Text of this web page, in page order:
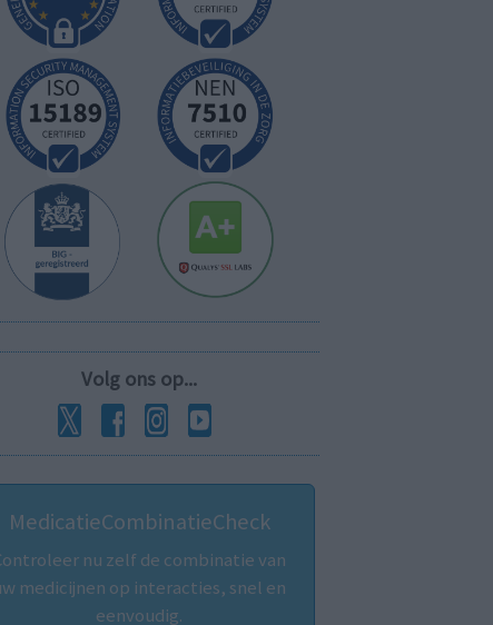
Volg ons op...
MedicatieCombinatieCheck
nu zelf de combinatie van
medicijnen op interacties, snel en
eenvoudig.